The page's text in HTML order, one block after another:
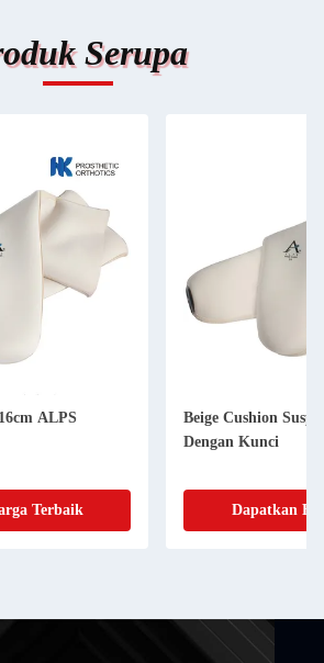
Serupa
ALPS
Terbaik
Beige Cushion
Dengan Kunci
Dapatkan